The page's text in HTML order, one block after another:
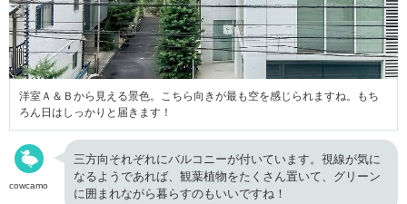
洋室Ａ＆Ｂから見える景色。こちら向きが最も空を感じられますね。もち
ろん日はしっかりと届きます！
cowcamo
三方向それぞれにバルコニーが付いています。視線が気に
なるようであれば、観葉植物をたくさん置いて、グリーン
に囲まれながら暮らすのもいいですね！